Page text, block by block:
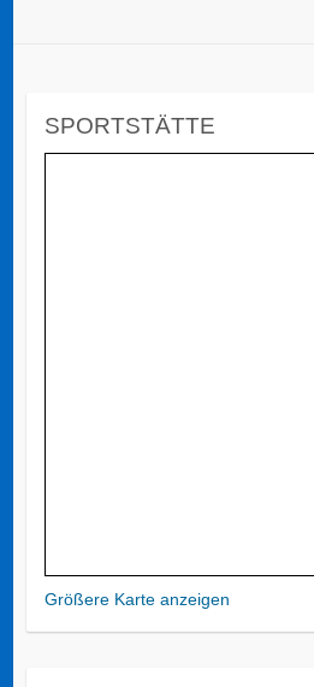
SPORTSTÄTTE
Größere Karte anzeigen